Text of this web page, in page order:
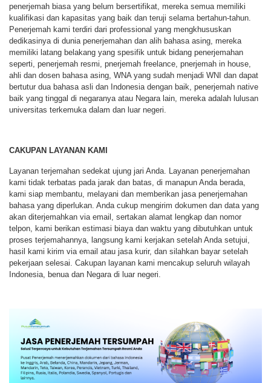
penerjemah biasa yang belum bersertifikat, mereka semua memiliki
kualifikasi dan kapasitas yang baik dan teruji selama bertahun-tahun.
Penerjemah kami terdiri dari professional yang mengkhususkan
dedikasinya di dunia penerjemahan dan alih bahasa asing, mereka
memiliki latang belakang yang spesifik untuk bidang penerjemahan
seperti, penerjemah resmi, pnerjemah freelance, pnerjemah in house,
ahli dan dosen bahasa asing, WNA yang sudah menjadi WNI dan dapat
bertutur dua bahasa asli dan Indonesia dengan baik, penerjemah native
baik yang tinggal di negaranya atau Negara lain, mereka adalah lulusan
universitas terkemuka dalam dan luar negeri.
CAKUPAN LAYANAN KAMI
Layanan terjemahan sedekat ujung jari Anda. Layanan penerjemahan
kami tidak terbatas pada jarak dan batas, di manapun Anda berada,
kami siap membantu, melayani dan memberikan jasa penerjemahan
bahasa yang diperlukan. Anda cukup mengirim dokumen dan data yang
akan diterjemahkan via email, sertakan alamat lengkap dan nomor
telpon, kami berikan estimasi biaya dan waktu yang dibutuhkan untuk
proses terjemahannya, langsung kami kerjakan setelah Anda setujui,
hasil kami kirim via email atau jasa kurir, dan silahkan bayar setelah
pekerjaan selesai. Cakupan layanan kami mencakup seluruh wilayah
Indonesia, benua dan Negara di luar negeri.